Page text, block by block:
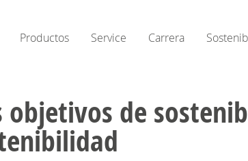
Productos Service Carrera
objetivos de